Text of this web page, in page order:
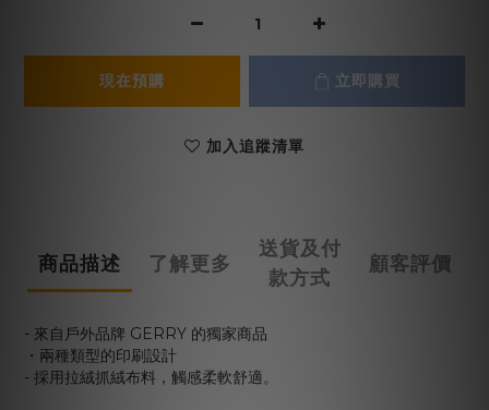
現在預購 立即購買
加入追蹤清單
商品描述 了解更多
送貨及付
款方式
顧客評價
- 來自戶外品牌 GERRY 的獨家商品
・兩種類型的印刷設計
- 採用拉絨抓絨布料，觸感柔軟舒適。